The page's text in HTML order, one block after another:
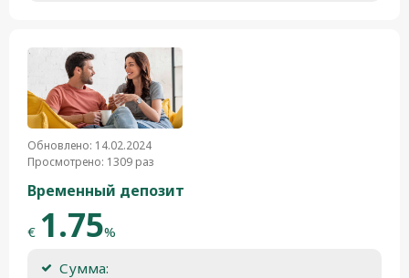
Обновлено: 14.02.2024
Просмотрено: 1309 раз
Временный депозит
€ 1.75%
Сумма: